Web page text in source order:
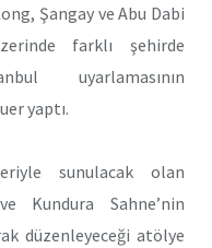
Şangay ve Abu Dabi
farklı şehirde
uyarlamasının
yaptı.
sunulacak olan
Kundura Sahne’nin
düzenleyeceği atölye